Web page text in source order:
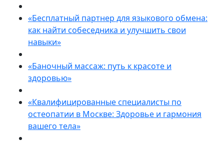
«Бесплатный партнер для языкового обмена:
как найти собеседника и улучшить свои
навыки»
«Баночный массаж: путь к красоте и
здоровью»
«Квалифицированные специалисты по
остеопатии в Москве: Здоровье и гармония
вашего тела»